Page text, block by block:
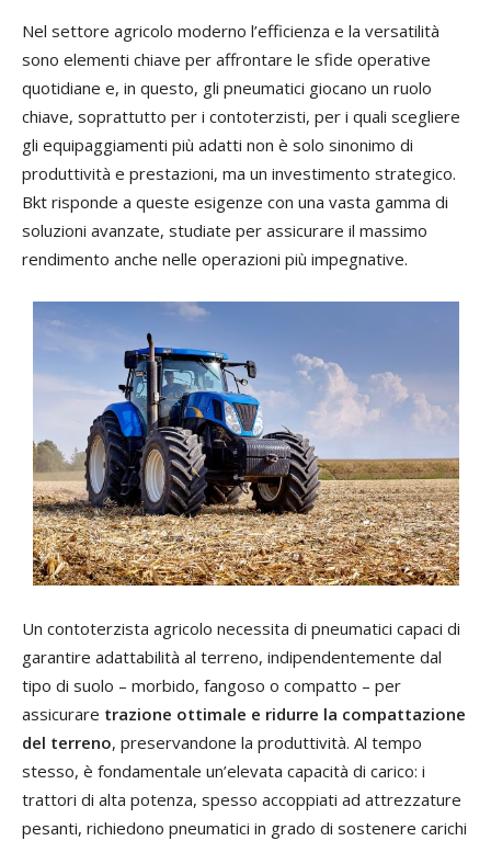
Nel settore agricolo moderno l’efficienza e la versatilità
sono elementi chiave per affrontare le sfide operative
quotidiane e, in questo, gli pneumatici giocano un ruolo
chiave, soprattutto per i contoterzisti, per i quali scegliere
gli equipaggiamenti più adatti non è solo sinonimo di
produttività e prestazioni, ma un investimento strategico.
Bkt risponde a queste esigenze con una vasta gamma di
soluzioni avanzate, studiate per assicurare il massimo
rendimento anche nelle operazioni più impegnative.
Un contoterzista agricolo necessita di pneumatici capaci di
garantire adattabilità al terreno, indipendentemente dal
tipo di suolo – morbido, fangoso o compatto – per
assicurare trazione ottimale e ridurre la compattazione
del terreno, preservandone la produttività. Al tempo
stesso, è fondamentale un’elevata capacità di carico: i
trattori di alta potenza, spesso accoppiati ad attrezzature
pesanti, richiedono pneumatici in grado di sostenere carichi